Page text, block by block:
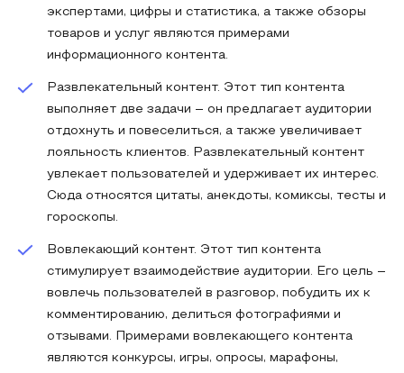
экспертами, цифры и статистика, а также обзоры
товаров и услуг являются примерами
информационного контента.
Развлекательный контент. Этот тип контента
выполняет две задачи – он предлагает аудитории
отдохнуть и повеселиться, а также увеличивает
лояльность клиентов. Развлекательный контент
увлекает пользователей и удерживает их интерес.
Сюда относятся цитаты, анекдоты, комиксы, тесты и
гороскопы.
Вовлекающий контент. Этот тип контента
стимулирует взаимодействие аудитории. Его цель –
вовлечь пользователей в разговор, побудить их к
комментированию, делиться фотографиями и
отзывами. Примерами вовлекающего контента
являются конкурсы, игры, опросы, марафоны,